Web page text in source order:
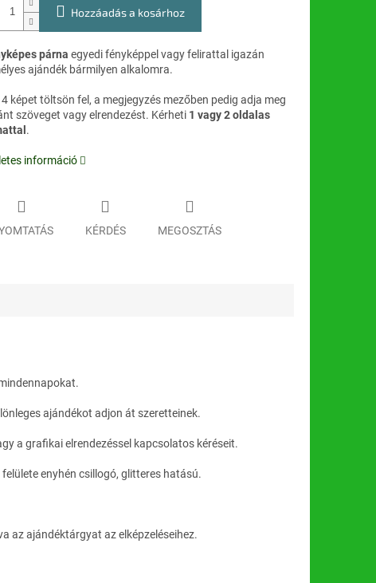
Hozzáadás a kosárhoz
párna egyedi fényképpel vagy felirattal igazán
ajándék bármilyen alkalomra.
képet töltsön fel, a megjegyzés mezőben pedig adja meg
szöveget vagy elrendezést. Kérheti 1 vagy 2 oldalas
.
információ
KÉRDÉS MEGOSZTÁS
ajándékot adjon át szeretteinek.
a grafikai elrendezéssel kapcsolatos kéréseit.
enyhén csillogó, glitteres hatású.
az ajándéktárgyat az elképzeléseihez.